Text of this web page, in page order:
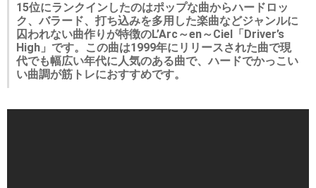
15位にランクインしたのはポップな曲からハードロッ
ク、バラード、打ち込みを多用した楽曲などジャンルに
囚われない曲作りが特徴のL’Arc～en～Ciel「Driver’s
High」です。この曲は1999年にリリースされた曲で現
代でも幅広い年代に人気のある曲で、ハードでかっこい
い曲調が筋トレにおすすめです。